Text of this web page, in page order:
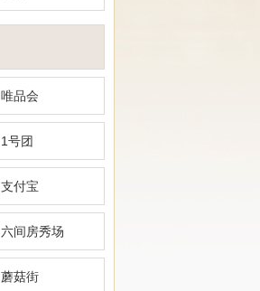
唯品会
1号团
支付宝
六间房秀场
蘑菇街